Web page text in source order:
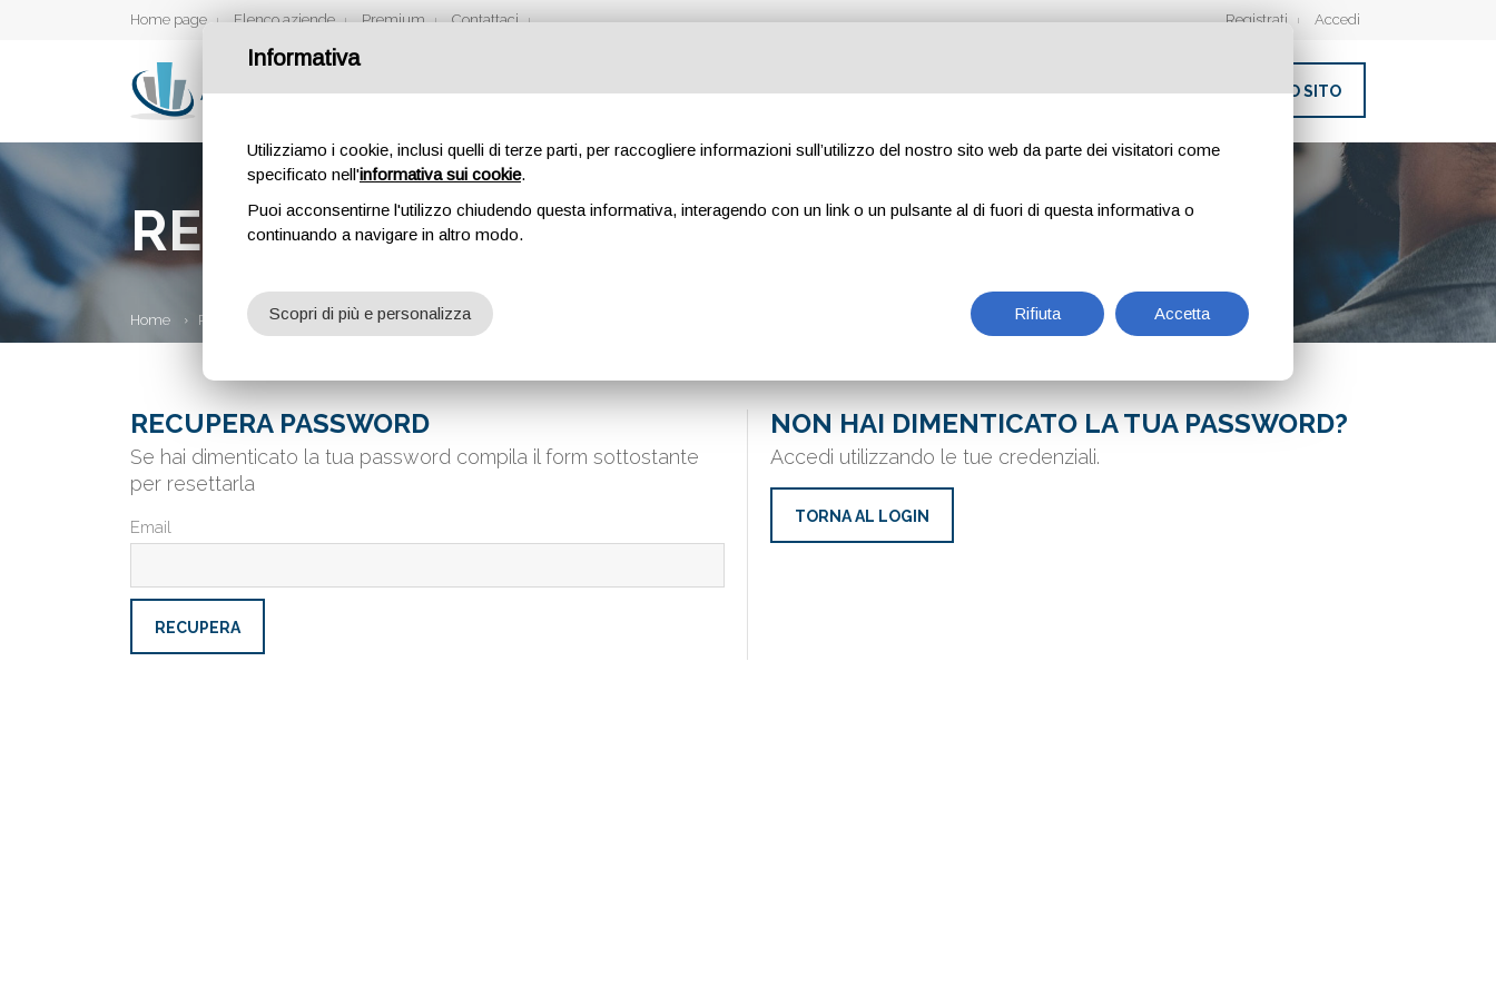
Home page Elenco aziende Premium Contattaci Registrati Accedi
INSERISCI IL TUO SITO
RECUPERA PASSWORD
Home Recupera Password
RECUPERA PASSWORD
Se hai dimenticato la tua password compila il form sottostante
per resettarla
Email
NON HAI DIMENTICATO LA TUA PASSWORD?
Accedi utilizzando le tue credenziali.
TORNA AL LOGIN
Informativa
Utilizziamo i cookie, inclusi quelli di terze parti, per raccogliere informazioni sull’utilizzo del nostro sito web da parte dei visitatori come
specificato nell'informativa sui cookie.
Puoi acconsentirne l'utilizzo chiudendo questa informativa, interagendo con un link o un pulsante al di fuori di questa informativa o
continuando a navigare in altro modo.
Rifiuta Accetta
Scopri di più e personalizza